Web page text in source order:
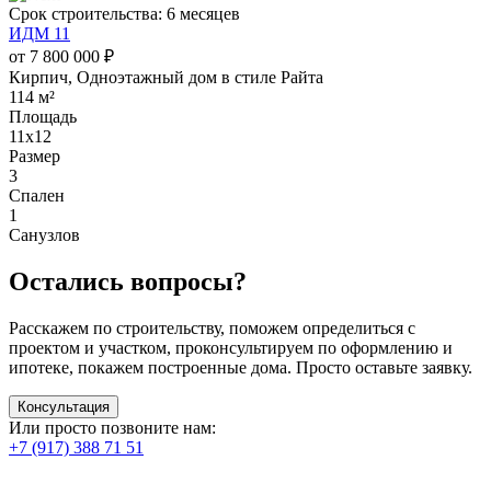
Срок строительства: 6 месяцев
ИДМ 11
от 7 800 000 ₽
Кирпич, Одноэтажный дом в стиле Райта
114 м²
Площадь
11х12
Размер
3
Спален
1
Санузлов
Остались вопросы?
Расскажем по строительству, поможем определиться с
проектом и участком, проконсультируем по оформлению и
ипотеке, покажем построенные дома. Просто оставьте заявку.
Консультация
Или просто позвоните нам:
+7 (917) 388 71 51